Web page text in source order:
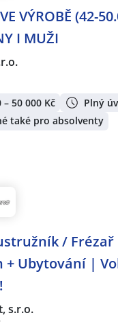
VÝROBĚ (42-
I MUŽI
– 50 000 Kč
Plný
také pro absolventy
/
+ Ubytování |
s.r.o.